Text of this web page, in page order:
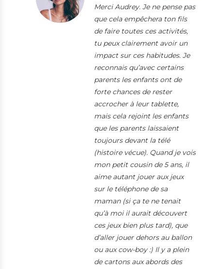
Merci Audrey. Je ne pense pas
que cela empêchera ton fils
de faire toutes ces activités,
tu peux clairement avoir un
impact sur ces habitudes. Je
reconnais qu’avec certains
parents les enfants ont de
forte chances de rester
accrocher à leur tablette,
mais cela rejoint les enfants
que les parents laissaient
toujours devant la télé
(histoire vécue). Quand je vois
mon petit cousin de 5 ans, il
aime autant jouer aux jeux
sur le téléphone de sa
maman (si ça te ne tenait
qu’à moi il aurait découvert
ces jeux bien plus tard), que
d’aller jouer dehors au ballon
ou aux cow-boy :) Il y a plein
de cartons aux abords des